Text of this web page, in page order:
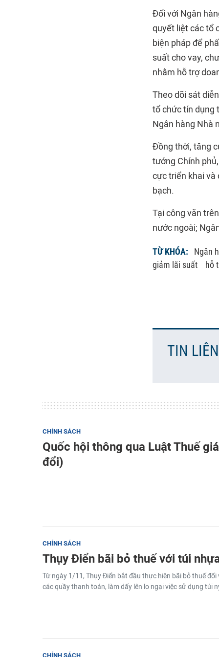
Đối với Ngân
quyết liệt các tổ
biện pháp để
suất cho vay,
nhằm hỗ trợ
Theo dõi sát
tổ chức tín dụng
Ngân hàng Nhà
Đồng thời, tăng
tướng Chính
cực triển khai và
bạch.
Tại công văn
nước ngoài;
TỪ KHÓA:
Ngân
giảm lãi suất
hỗ
TIN
CHÍNH SÁCH
Quốc hội thông qua Luật Thuế
đổi)
CHÍNH SÁCH
Thụy Điển bãi bỏ thuế với túi
Từ ngày 1/11, Thụy Điển bắt đầu thực hiện bãi bỏ thuế
các quầy thanh toán, làm dấy lên lo ngại việc sử dụng túi
CHÍNH SÁCH